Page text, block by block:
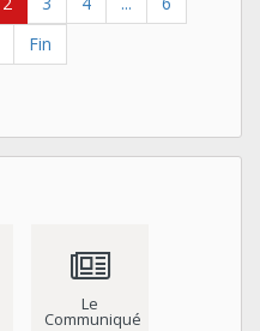
Fin
Le
Communiqué